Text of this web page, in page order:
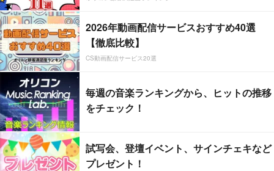
2026年動画配信サービスおすすめ40選
【徹底比較】
CS動画配信サービス20選
毎週の音楽ランキングから、ヒットの推移
をチェック！
試写会、登壇イベント、サインチェキなど
プレゼント！